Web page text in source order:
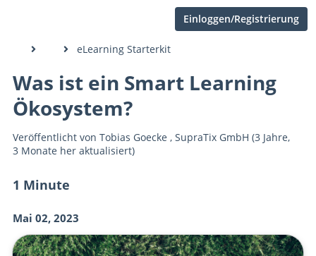
Einloggen/Registrierung
eLearning Starterkit
1 Minute
Mai 02, 2023
Was ist ein Smart Learning
Ökosystem?
Veröffentlicht von Tobias Goecke , SupraTix GmbH (3 Jahre,
3 Monate her aktualisiert)